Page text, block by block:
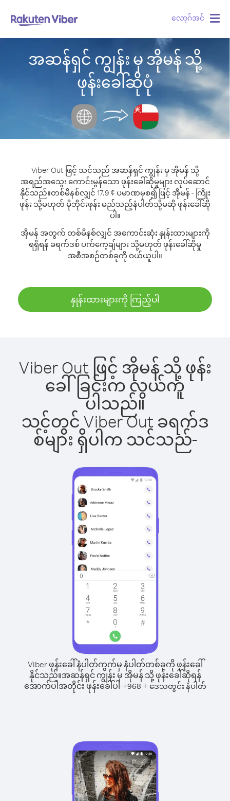
လော့ဂ်အင်
အဆန်ရှင် ကျွန်း မှ အိုမန် သို့
ဖုန်းခေါ်ဆိုပုံ
Viber Out ဖြင့် သင်သည် အဆန်ရှင် ကျွန်း မှ အိုမန် သို့
အရည်အသွေး ကောင်းမွန်သော ဖုန်းခေါ်ဆိုမှုများ လုပ်ဆောင်
နိုင်သည်။တစ်မိနစ်လျှင် 17.9 ¢ ပမာဏမှစ၍ ဖြင့် အိုမန် - ကြိုး
ဖုန်း သို့မဟုတ် မိုဘိုင်းဖုန်း မည်သည့်နံပါတ်သို့မဆို ဖုန်းခေါ်ဆို
ပါ။
အိုမန် အတွက် တစ်မိနစ်လျှင် အကောင်းဆုံး နှုန်းထားများကို
ရရှိရန် ခရက်ဒစ် ပက်ကေ့ချ်များ သို့မဟုတ် ဖုန်းခေါ်ဆိုမှု
အစီအစဉ်တစ်ခုကို ဝယ်ယူပါ။
နှုန်းထားများကို ကြည့်ပါ
Viber Out ဖြင့် အိုမန် သို့ ဖုန်း
ခေါ်ခြင်းက လွယ်ကူ
ပါသည်။
သင့်တွင် Viber Out ခရက်ဒ
စ်များ ရှိပါက သင်သည်-
Viber ဖုန်းခေါ်နံပါတ်ကွက်မှ နံပါတ်တစ်ခုကို ဖုန်းခေါ်
နိုင်သည်။အဆန်ရှင် ကျွန်း မှ အိုမန် သို့ ဖုန်းခေါ်ဆိုရန်
အောက်ပါအတိုင်း ဖုန်းခေါ်ပါ-+968 + ဒေသတွင်း နံပါတ်